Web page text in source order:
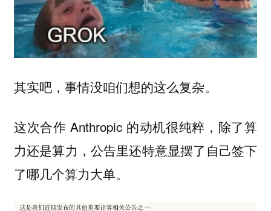
其实吧，事情没咱们想的这么复杂。
这次合作 Anthropic 的动机很纯粹，除了算
力还是算力，公告里还特意显摆了自己签下
了哪几个算力大单。